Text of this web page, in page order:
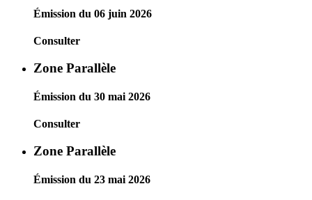
Émission du 06 juin 2026
Consulter
Zone Parallèle
Émission du 30 mai 2026
Consulter
Zone Parallèle
Émission du 23 mai 2026